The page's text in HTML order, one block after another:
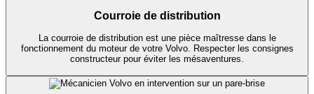
Courroie de distribution
La courroie de distribution est une pièce maîtresse dans le
fonctionnement du moteur de votre Volvo. Respecter les consignes
constructeur pour éviter les mésaventures.